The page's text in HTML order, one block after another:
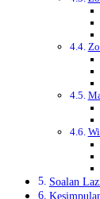
Soalan